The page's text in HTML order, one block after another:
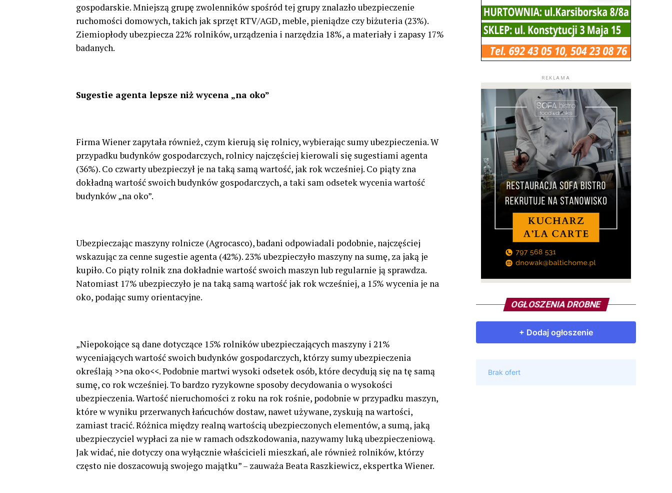
gospodarskie. Mniejszą grupę zwolenników spośród tej grupy znalazło ubezpieczenie
ruchomości domowych, takich jak sprzęt RTV/AGD, meble, pieniądze czy biżuteria (23%).
Ziemiopłody ubezpiecza 22% rolników, urządzenia i narzędzia 18%, a materiały i zapasy 17%
badanych.
Sugestie agenta lepsze niż wycena „na oko”
Firma Wiener zapytała również, czym kierują się rolnicy, wybierając sumy ubezpieczenia. W
przypadku budynków gospodarczych, rolnicy najczęściej kierowali się sugestiami agenta
(36%). Co czwarty ubezpieczył je na taką samą wartość, jak rok wcześniej. Co piąty zna
dokładną wartość swoich budynków gospodarczych, a taki sam odsetek wycenia wartość
budynków „na oko”.
Ubezpieczając maszyny rolnicze (Agrocasco), badani odpowiadali podobnie, najczęściej
wskazując za cenne sugestie agenta (42%). 23% ubezpieczyło maszyny na sumę, za jaką je
kupiło. Co piąty rolnik zna dokładnie wartość swoich maszyn lub regularnie ją sprawdza.
Natomiast 17% ubezpieczyło je na taką samą wartość jak rok wcześniej, a 15% wycenia je na
oko, podając sumy orientacyjne.
„Niepokojące są dane dotyczące 15% rolników ubezpieczających maszyny i 21%
wyceniających wartość swoich budynków gospodarczych, którzy sumy ubezpieczenia
określają >>na oko<<. Podobnie martwi wysoki odsetek osób, które decydują się na tę samą
sumę, co rok wcześniej. To bardzo ryzykowne sposoby decydowania o wysokości
ubezpieczenia. Wartość nieruchomości z roku na rok rośnie, podobnie w przypadku maszyn,
które w wyniku przerwanych łańcuchów dostaw, nawet używane, zyskują na wartości,
zamiast tracić. Różnica między realną wartością ubezpieczonych elementów, a sumą, jaką
ubezpieczyciel wypłaci za nie w ramach odszkodowania, nazywamy luką ubezpieczeniową.
Jak widać, nie dotyczy ona wyłącznie właścicieli mieszkań, ale również rolników, którzy
często nie doszacowują swojego majątku” – zauważa Beata Raszkiewicz, ekspertka Wiener.
REKLAMA
OGŁOSZENIA DROBNE